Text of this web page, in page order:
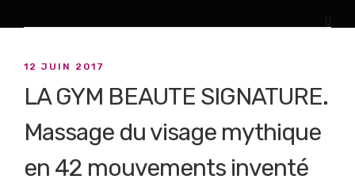
12 JUIN 2017
LA GYM BEAUTE SIGNATURE.
Massage du visage mythique
en 42 mouvements inventé